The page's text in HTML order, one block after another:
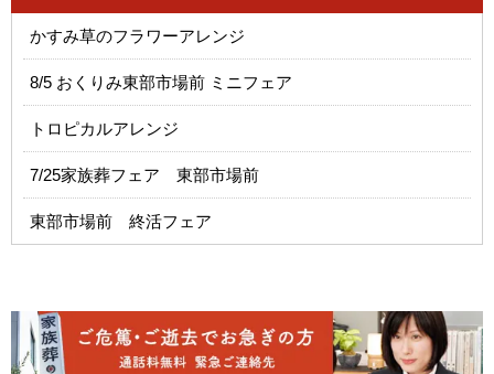
かすみ草のフラワーアレンジ
8/5 おくりみ東部市場前 ミニフェア
トロピカルアレンジ
7/25家族葬フェア 東部市場前
東部市場前 終活フェア